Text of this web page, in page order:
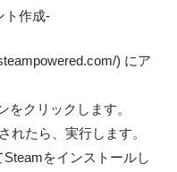
ト作成-
) にア
をクリックします。
れたら、実行します。
をインストールし